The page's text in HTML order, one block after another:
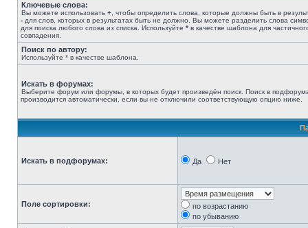
Ключевые слова:
Вы можете использовать + , чтобы определить слова, которые должны быть в
- для слов, которых в результатах быть не должно. Вы можете разделить слова
для поиска любого слова из списка. Используйте * в качестве шаблона для
совпадения.
Поиск по автору:
Используйте * в качестве шаблона.
Искать в форумах:
Выберите форум или форумы, в которых будет произведён поиск. Поиск в
производится автоматически, если вы не отключили соответствующую опцию ниже.
Искать в подфорумах: Да Нет
Поле сортировки:
по возрастанию
по убыванию